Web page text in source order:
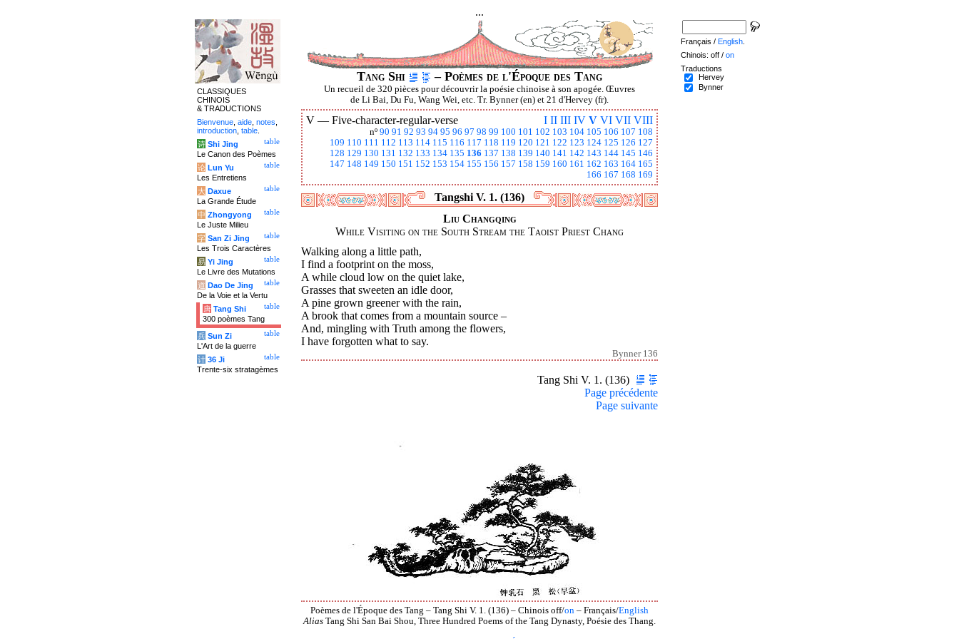
...
Tang Shi – Poèmes de l'Époque des Tang
Un recueil de 320 pièces pour découvrir la poésie chinoise à son apogée. Œuvres
de Li Bai, Du Fu, Wang Wei, etc. Tr. Bynner (en) et 21 d'Hervey (fr).
I II III IV V VI VII VIII
V — Five-character-regular-verse
nº 90 91 92 93 94 95 96 97 98 99 100 101 102 103 104 105 106 107 108
109 110 111 112 113 114 115 116 117 118 119 120 121 122 123 124 125 126 127
128 129 130 131 132 133 134 135 136 137 138 139 140 141 142 143 144 145 146
147 148 149 150 151 152 153 154 155 156 157 158 159 160 161 162 163 164 165
166 167 168 169
Tangshi V. 1. (136)
Liu Changqing
While Visiting on the South Stream the Taoist Priest Chang
Walking along a little path,
I find a footprint on the moss,
A while cloud low on the quiet lake,
Grasses that sweeten an idle door,
A pine grown greener with the rain,
A brook that comes from a mountain source –
And, mingling with Truth among the flowers,
I have forgotten what to say.
Bynner 136
Tang Shi V. 1. (136)
Page précédente
Page suivante
Poèmes de l'Époque des Tang – Tang Shi V. 1. (136) – Chinois off/on – Français/English
Alias Tang Shi San Bai Shou, Three Hundred Poems of the Tang Dynasty, Poésie des Thang.
CLASSIQUES
CHINOIS
& TRADUCTIONS
Bienvenue aide notes
introduction table
table
诗 Shi Jing
Le Canon des Poèmes
table
论 Lun Yu
Les Entretiens
table
大 Daxue
La Grande Étude
table
中 Zhongyong
Le Juste Milieu
table
字 San Zi Jing
Les Trois Caractères
table
易 Yi Jing
Le Livre des Mutations
table
道 Dao De Jing
De la Voie et la Vertu
table
唐 Tang Shi
300 poèmes Tang
table
兵 Sun Zi
L'Art de la guerre
table
计 36 Ji
Trente-six stratagèmes
Français / English
Chinois: off / on
Traductions
Hervey
Bynner